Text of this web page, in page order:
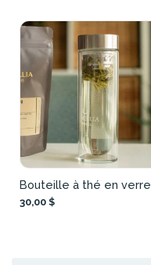
Bouteille à thé en verre
30,00 $